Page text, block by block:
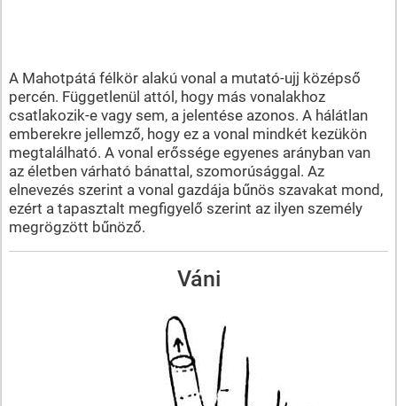
A Mahotpátá félkör alakú vonal a mutató-ujj középső
percén. Függetlenül attól, hogy más vonalakhoz
csatlakozik-e vagy sem, a jelentése azonos. A hálátlan
emberekre jellemző, hogy ez a vonal mindkét kezükön
megtalálható. A vonal erőssége egyenes arányban van
az életben várható bánattal, szomorúsággal. Az
elnevezés szerint a vonal gazdája bűnös szavakat mond,
ezért a tapasztalt megfigyelő szerint az ilyen személy
megrögzött bűnöző.
Váni